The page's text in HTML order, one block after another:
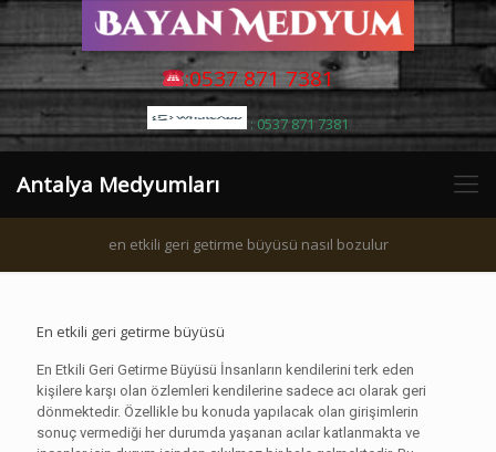
:0537 871 7381
: 0537 871 7381
Antalya Medyumları
en etkili geri getirme büyüsü nasıl bozulur
En etkili geri getirme büyüsü
En Etkili Geri Getirme Büyüsü İnsanların kendilerini terk eden
kişilere karşı olan özlemleri kendilerine sadece acı olarak geri
dönmektedir. Özellikle bu konuda yapılacak olan girişimlerin
sonuç vermediği her durumda yaşanan acılar katlanmakta ve